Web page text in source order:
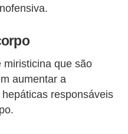
miristicina que são
aumentar a
responsáveis